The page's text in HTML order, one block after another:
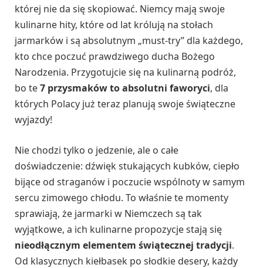
której nie da się skopiować. Niemcy mają swoje
kulinarne hity, które od lat królują na stołach
jarmarków i są absolutnym „must-try” dla każdego,
kto chce poczuć prawdziwego ducha Bożego
Narodzenia. Przygotujcie się na kulinarną podróż,
bo te7 przysmaków to absolutni faworyci, dla
których Polacy już teraz planują swoje świąteczne
wyjazdy!
Nie chodzi tylko o jedzenie, ale o całe
doświadczenie: dźwięk stukających kubków, ciepło
bijące od straganów i poczucie wspólnoty w samym
sercu zimowego chłodu. To właśnie te momenty
sprawiają, że jarmarki w Niemczech są tak
wyjątkowe, a ich kulinarne propozycje stają się
nieodłącznym elementem świątecznej tradycji.
Od klasycznych kiełbasek po słodkie desery, każdy